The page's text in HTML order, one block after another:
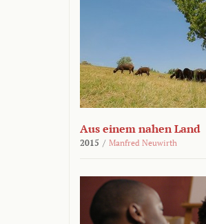
Aus einem nahen Land
2015 / Manfred Neuwirth